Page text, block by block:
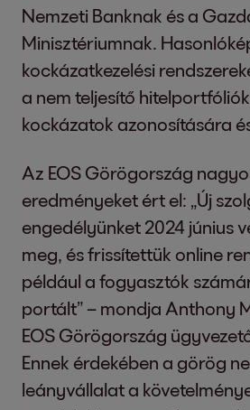
Nemzeti Banknak és a
Minisztériumnak.
kockázatkezelési
a nem teljesítő
kockázatok azonosítására
Az EOS Görögország
eredményeket ért el: „Új
engedélyünket 2024 június
meg, és frissítettük online
például a fogyasztók
portált” – mondja Anthony
EOS Görögország
Ennek érdekében a görög
leányvállalat a